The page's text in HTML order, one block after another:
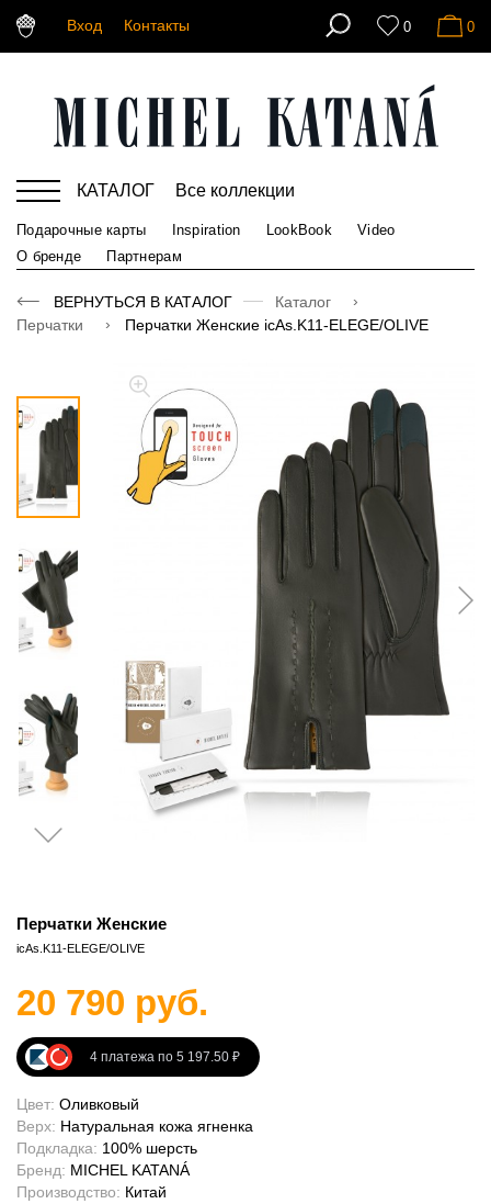
Вход Контакты 0 0
КАТАЛОГ Все коллекции
Подарочные карты Inspiration LookBook
Video
О бренде
Партнерам
ВЕРНУТЬСЯ В КАТАЛОГ
Каталог
Перчатки
Перчатки Женские icAs.K11-ELEGE/OLIVE
Перчатки Женские
icAs.K11-ELEGE/OLIVE
20 790 руб.
4 платежа по 5 197.50 ₽
Цвет: Оливковый
Верх: Натуральная кожа ягненка
Подкладка: 100% шерсть
Бренд: MICHEL KATANÁ
Производство: Китай